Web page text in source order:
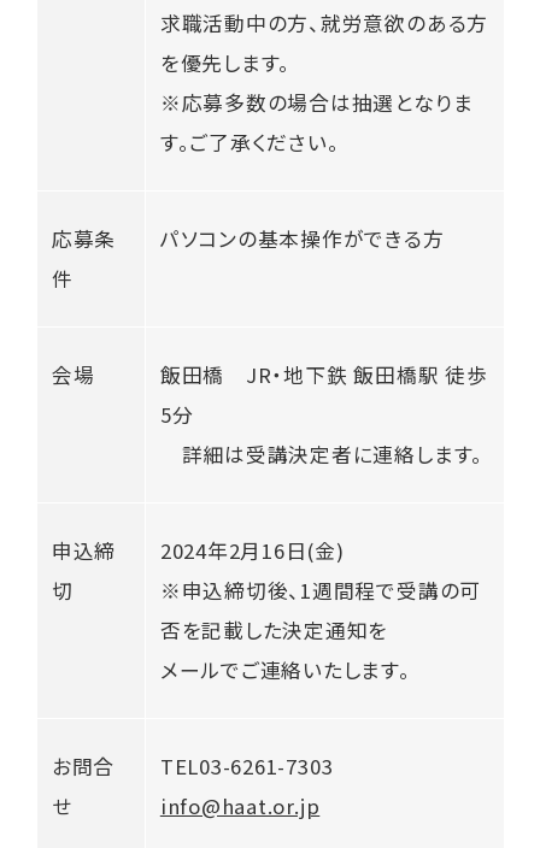
求職活動中の方、就労意欲のある方
を優先します。
※応募多数の場合は抽選となりま
す。ご了承ください。
応募条
件
パソコンの基本操作ができる方
会場
飯田橋 JR・地下鉄 飯田橋駅 徒歩
5分
詳細は受講決定者に連絡します。
申込締
切
2024年2月16日(金)
※申込締切後、1週間程で受講の可
否を記載した決定通知を
メールでご連絡いたします。
お問合
せ
TEL03-6261-7303
info@haat.or.jp